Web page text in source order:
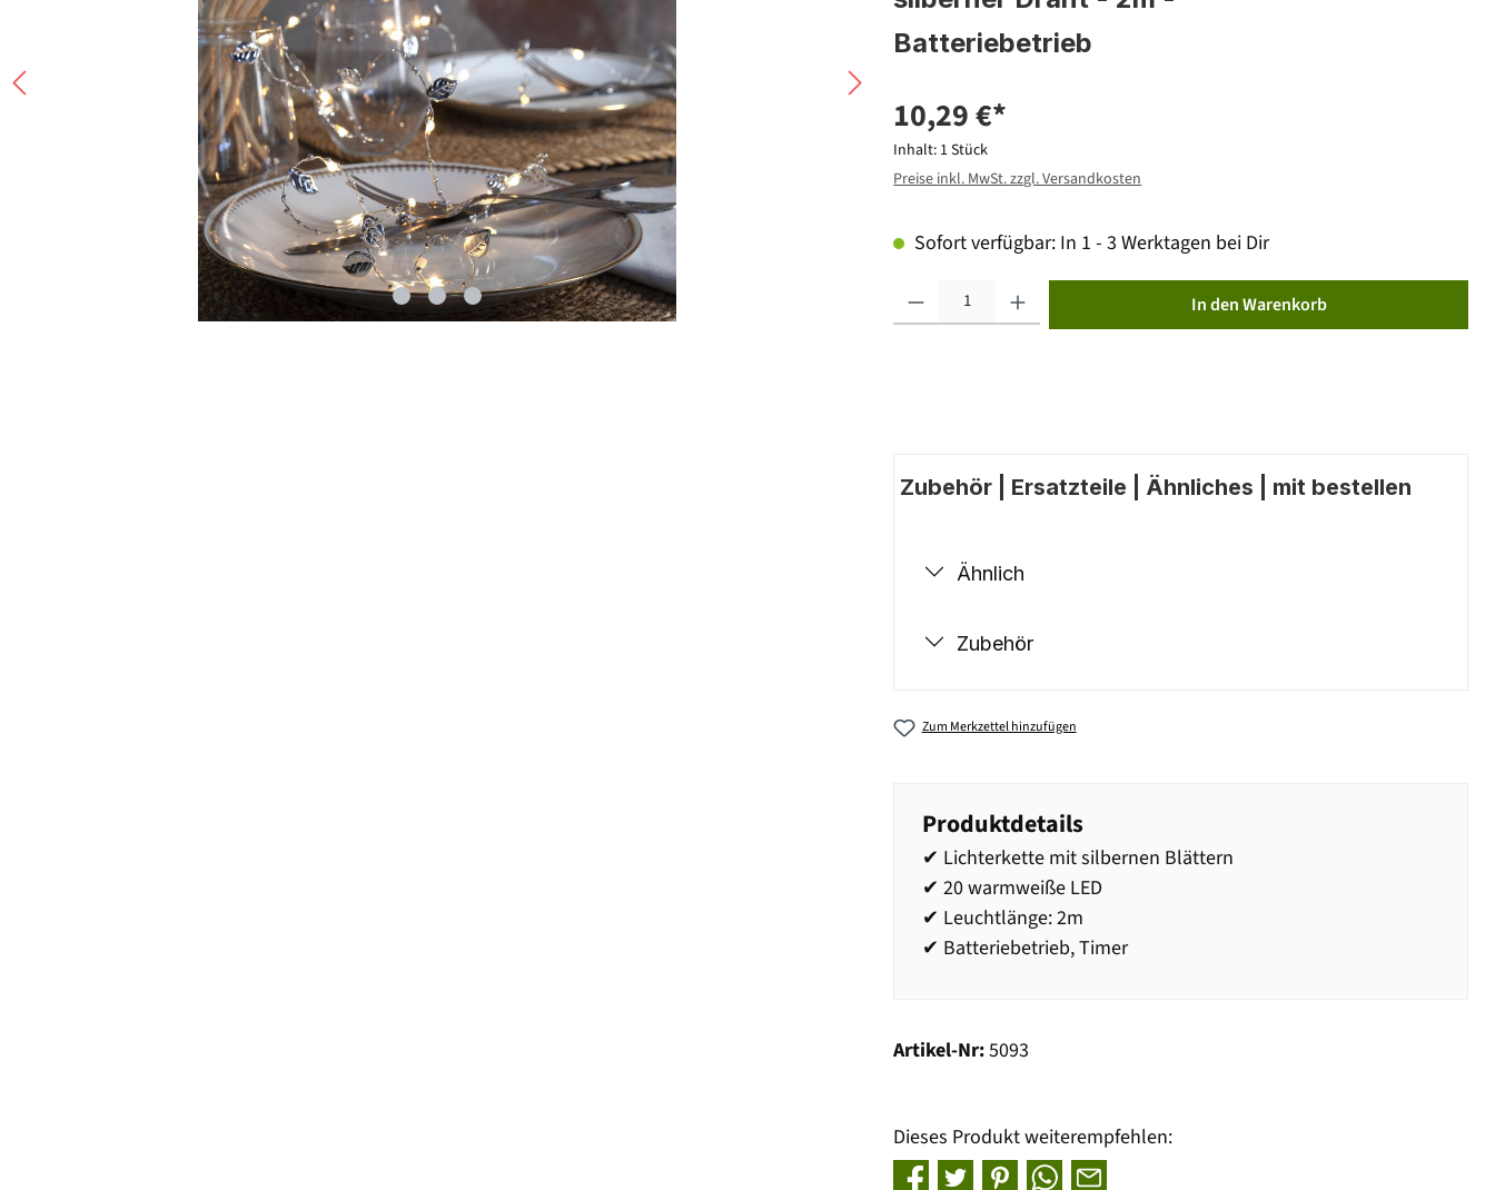
Batteriebetrieb
10,29 €*
Inhalt: 1 Stück
Preise inkl. MwSt. zzgl. Versandkosten
Sofort verfügbar: In 1 - 3 Werktagen bei Dir
In den Warenkorb
Zubehör | Ersatzteile | Ähnliches | mit bestellen
Ähnlich
Zubehör
Zum Merkzettel hinzufügen
Produktdetails
✔ Lichterkette mit silbernen Blättern
✔ 20 warmweiße LED
✔ Leuchtlänge: 2m
✔ Batteriebetrieb, Timer
Artikel-Nr:5093
Dieses Produkt weiterempfehlen: